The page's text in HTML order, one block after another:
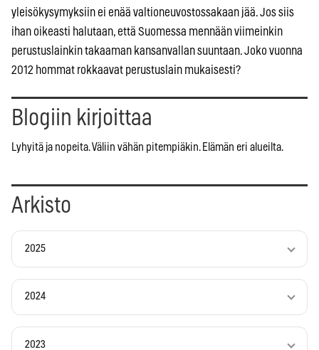
yleisökysymyksiin ei enää valtioneuvostossakaan jää. Jos siis
ihan oikeasti halutaan, että Suomessa mennään viimeinkin
perustuslainkin takaaman kansanvallan suuntaan. Joko vuonna
2012 hommat rokkaavat perustuslain mukaisesti?
Blogiin kirjoittaa
Lyhyitä ja nopeita. Väliin vähän pitempiäkin. Elämän eri alueilta.
Arkisto
2025
2024
2023